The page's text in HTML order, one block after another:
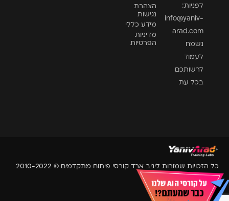
לפניות:
info@yaniv-
arad.com
נשמח
לעמוד
לרשותכם
בכל עת
הצהרת
נגישות
מידע כללי
מדיניות
הפרטיות
כל הזכויות שמורות ליניב ארד קורסי פיתוח מתקדמים © 2010-2022
Website by Essence